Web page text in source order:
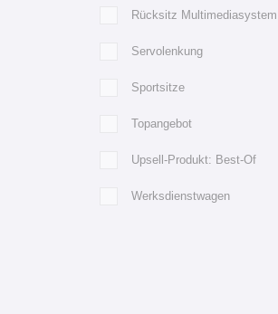
Rücksitz Multimediasystem
Servolenkung
Sportsitze
Topangebot
Upsell-Produkt: Best-Of
Werksdienstwagen